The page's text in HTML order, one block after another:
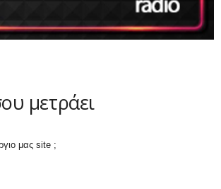
μετράει
μας site ;